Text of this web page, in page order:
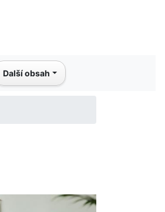
Další obsah